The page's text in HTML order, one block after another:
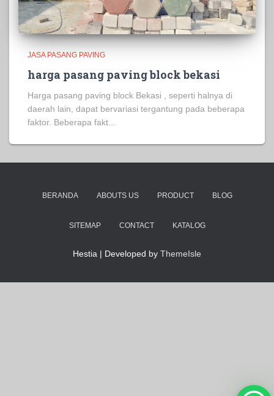
JASA PASANG PAVING
harga pasang paving block bekasi
Harga pasang paving block Bekasi , seperti halnya di
daerah lain, dapat bervariasi tergantung pada beberapa
faktor. Beberapa fakt...
BERANDA ABOUTS US PRODUCT BLOG
SITEMAP CONTACT KATALOG
Hestia | Developed by ThemeIsle